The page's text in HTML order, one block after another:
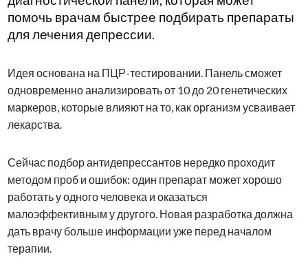
помочь врачам быстрее подбирать препараты
для лечения депрессии.
Идея основана на ПЦР-тестировании. Панель сможет
одновременно анализировать от 10 до 20 генетических
маркеров, которые влияют на то, как организм усваивает
лекарства.
Сейчас подбор антидепрессантов нередко проходит
методом проб и ошибок: один препарат может хорошо
работать у одного человека и оказаться
малоэффективным у другого. Новая разработка должна
дать врачу больше информации уже перед началом
терапии.